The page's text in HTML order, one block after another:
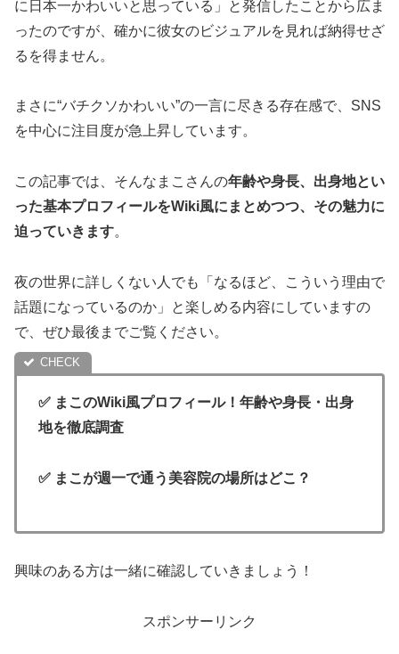
に日本一かわいいと思っている」と発信したことから広ま
ったのですが、確かに彼女のビジュアルを見れば納得せざ
るを得ません。
まさに“バチクソかわいい”の一言に尽きる存在感で、SNS
を中心に注目度が急上昇しています。
この記事では、そんなまこさんの年齢や身長、出身地とい
った基本プロフィールをWiki風にまとめつつ、その魅力に
迫っていきます。
夜の世界に詳しくない人でも「なるほど、こういう理由で
話題になっているのか」と楽しめる内容にしていますの
で、ぜひ最後までご覧ください。
✅ まこのWiki風プロフィール！年齢や身長・出身
地を徹底調査
✅ まこ が週一で通う美容院の場所はどこ？
興味のある方は一緒に確認していきましょう！
スポンサーリンク